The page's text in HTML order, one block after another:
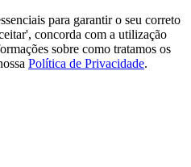
para garantir o seu correto
concorda com a utilização
sobre como tratamos os
Política de Privacidade.